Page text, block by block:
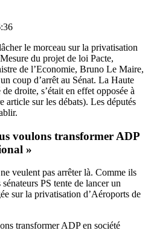
le morceau sur la privatisation
du projet de loi Pacte,
de l’Economie, Bruno Le Maire,
coup d’arrêt au Sénat. La Haute
droite, s’était en effet opposée à
article sur les débats). Les députés
voulons transformer ADP
»
veulent pas arrêter là. Comme ils
sénateurs PS tente de lancer un
sur la privatisation d’Aéroports de
transformer ADP en société